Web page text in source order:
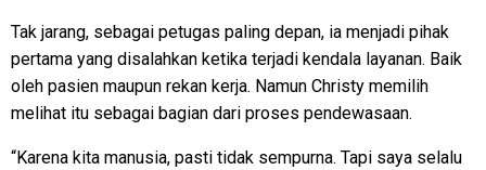
Tak jarang, sebagai petugas paling depan, ia menjadi pihak
pertama yang disalahkan ketika terjadi kendala layanan. Baik
oleh pasien maupun rekan kerja. Namun Christy memilih
melihat itu sebagai bagian dari proses pendewasaan.
“Karena kita manusia, pasti tidak sempurna. Tapi saya selalu